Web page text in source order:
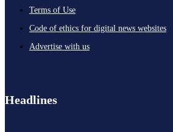
Terms of Use
Code of ethics for digital news websites
Advertise with us
Headlines